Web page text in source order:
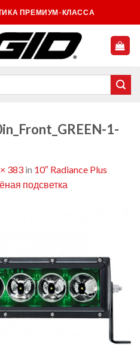
ПРЕМИУМ-КЛАССА
1-
383 in 10″ Radiance Plus
подсветка